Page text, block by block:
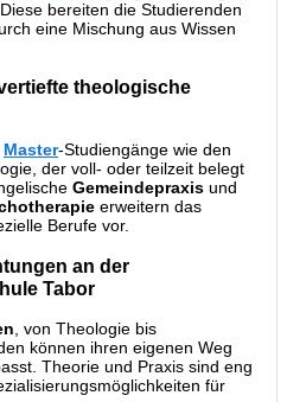
bereiten die Studierenden
eine Mischung aus Wissen
theologische
Master-Studiengänge wie den
der voll- oder teilzeit belegt
Gemeindepraxis und
erweitern das
Berufe vor.
an der
Tabor
, von Theologie bis
können ihren eigenen Weg
Theorie und Praxis sind eng
für